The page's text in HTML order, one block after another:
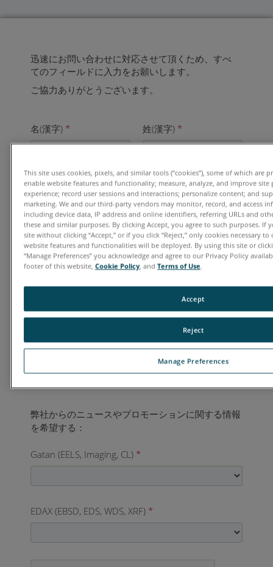
迅速にお問い合わせに対応させて頂くため、すべ
てのフィールドに入力をお願いします。
ご協力ありがとうございます。
名(漢字) * 姓(漢字) *
電子メールアドレス*
ご勤務先*
Gatan (EELS, Imaging, CL) *
EDAX (EBSD, EDS, WDS, XRF) *
This site uses cookies, pixels, and similar tools (“cookies”), some of which are
enable website features and functionality; measure, analyze, and improve site
experience; record user sessions and interactions; personalize content; and
marketing. We and our third-party vendors may monitor, record, and access
including device data, IP address and online identifiers, referring URLs and
these and similar purposes. By clicking Accept, you agree to such purposes. If
site without clicking “Accept,” or if you click “Reject,” only cookies necessary
website features and functionalities will be deployed. By using this site or
“Manage Preferences” you acknowledge and agree to our Privacy Policy
footer of this website, Cookie Policy, and Terms of Use.
Manage Preferences
Reject
Accept